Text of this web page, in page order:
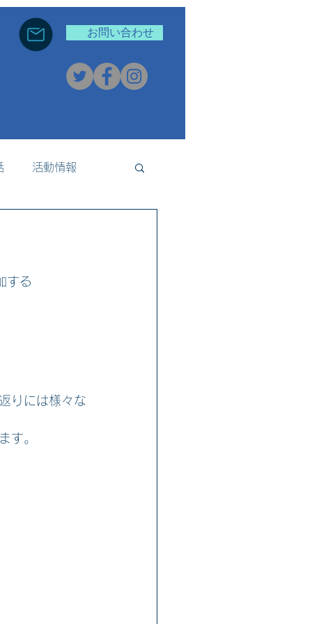
お問い合わせ
活動情報
する
りには様々な
す。